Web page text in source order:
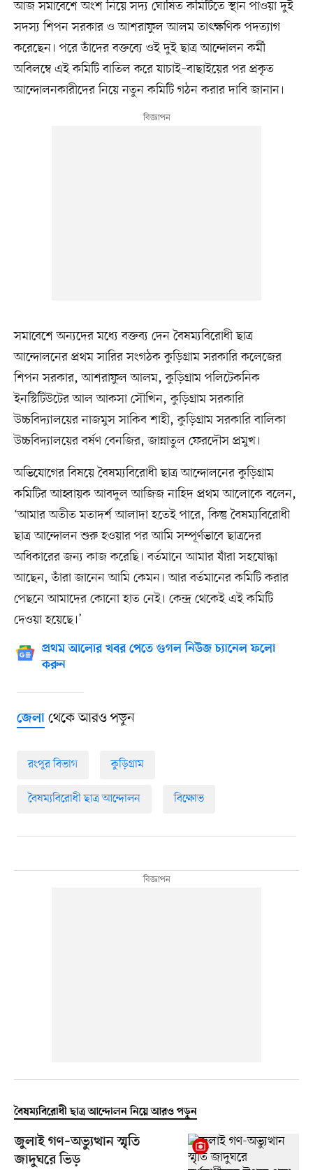
আজ সমাবেশে অংশ নিয়ে সদ্য ঘোষিত কমিটিতে স্থান পাওয়া দুই
সদস্য শিপন সরকার ও আশরাফুল আলম তাৎক্ষণিক পদত্যাগ
করেছেন। পরে তাঁদের বক্তব্যে ওই দুই ছাত্র আন্দোলন কর্মী
অবিলম্বে এই কমিটি বাতিল করে যাচাই–বাছাইয়ের পর প্রকৃত
আন্দোলনকারীদের নিয়ে নতুন কমিটি গঠন করার দাবি জানান।
সমাবেশে অন্যদের মধ্যে বক্তব্য দেন বৈষম্যবিরোধী ছাত্র
আন্দোলনের প্রথম সারির সংগঠক কুড়িগ্রাম সরকারি কলেজের
শিপন সরকার, আশরাফুল আলম, কুড়িগ্রাম পলিটেকনিক
ইনস্টিটিউটের আল আকসা সৌখিন, কুড়িগ্রাম সরকারি
উচ্চবিদ্যালয়ের নাজমুস সাকিব শাহী, কুড়িগ্রাম সরকারি বালিকা
উচ্চবিদ্যালয়ের বর্ষণ বেনজির, জান্নাতুল ফেরদৌস প্রমুখ।
অভিযোগের বিষয়ে বৈষম্যবিরোধী ছাত্র আন্দোলনের কুড়িগ্রাম
কমিটির আহ্বায়ক আবদুল আজিজ নাহিদ প্রথম আলোকে বলেন,
‘আমার অতীত মতাদর্শ আলাদা হতেই পারে, কিন্তু বৈষম্যবিরোধী
ছাত্র আন্দোলন শুরু হওয়ার পর আমি সম্পূর্ণভাবে ছাত্রদের
অধিকারের জন্য কাজ করেছি। বর্তমানে আমার যাঁরা সহযোদ্ধা
আছেন, তাঁরা জানেন আমি কেমন। আর বর্তমানের কমিটি করার
পেছনে আমাদের কোনো হাত নেই। কেন্দ্র থেকেই এই কমিটি
দেওয়া হয়েছে।’
প্রথম আলোর খবর পেতে গুগল নিউজ চ্যানেল ফলো
করুন
জেলাথেকে আরও পড়ুন
রংপুর বিভাগ কুড়িগ্রাম
বৈষম্যবিরোধী ছাত্র আন্দোলন বিক্ষোভ
বৈষম্যবিরোধী ছাত্র আন্দোলন নিয়ে আরও পড়ুন
জুলাই গণ–অভ্যুত্থান স্মৃতি
জাদুঘরে ভিড়